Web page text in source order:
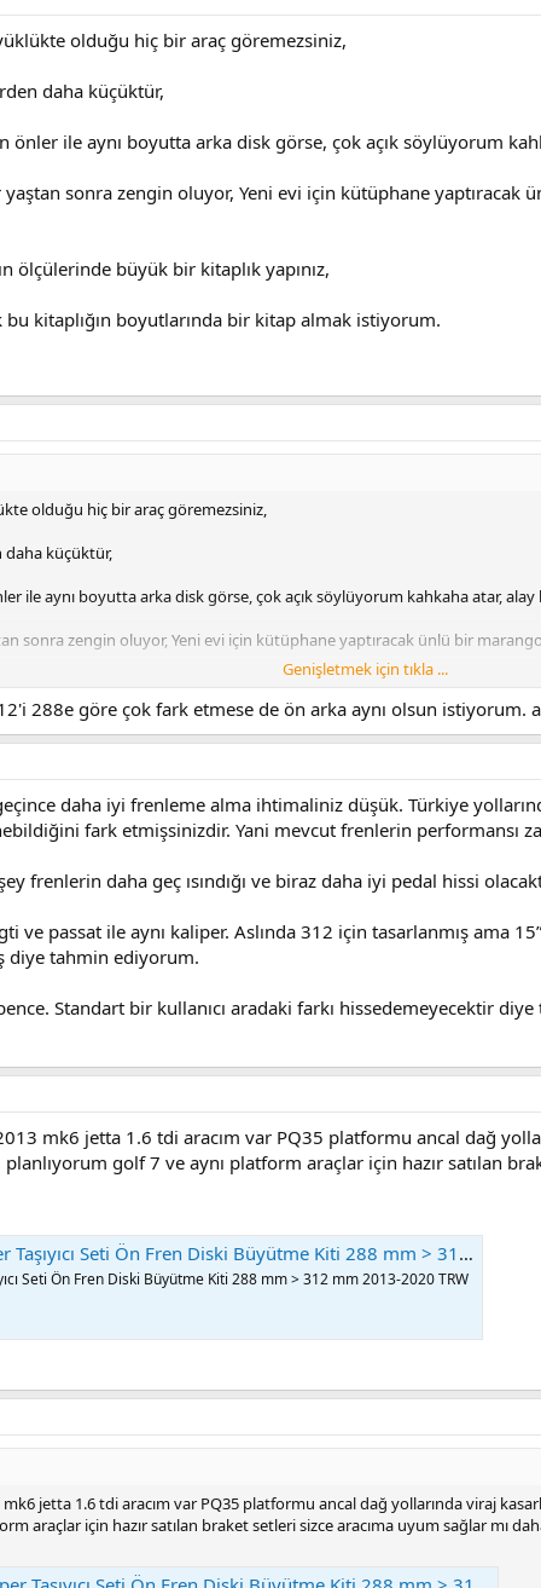
olduğu hiç bir araç göremezsiniz,
daha küçüktür,
önler ile aynı boyutta arka disk görse, çok açık söylüyorum
sonra zengin oluyor, Yeni evi için kütüphane
ölçülerinde büyük bir kitaplık yapınız,
kitaplığın boyutlarında bir kitap almak istiyorum.
olduğu hiç bir araç göremezsiniz,
daha küçüktür,
ile aynı boyutta arka disk görse, çok açık söylüyorum kahkaha atar,
sonra zengin oluyor, Yeni evi için kütüphane yaptıracak ünlü bir
büyük bir kitaplık yapınız,
boyutlarında bir kitap almak istiyorum.
Genişletmek için tıkla ...
288e göre çok fark etmese de ön arka aynı olsun istiyorum.
daha iyi frenleme alma ihtimaliniz düşük. Türkiye
fark etmişsinizdir. Yani mevcut frenlerin performansı
frenlerin daha geç ısındığı ve biraz daha iyi pedal hissi
ve passat ile aynı kaliper. Aslında 312 için tasarlanmış ama
diye tahmin ediyorum.
Standart bir kullanıcı aradaki farkı hissedemeyecektir
mk6 jetta 1.6 tdi aracım var PQ35 platformu ancal dağ
golf 7 ve aynı platform araçlar için hazır satılan
Ön Fren Diski Büyütme Kiti 288 mm > 312 mm 2013-2020 TRW | otosupermarket.com
Seti Ön Fren Diski Büyütme Kiti 288 mm > 312 mm 2013-2020 TRW
jetta 1.6 tdi aracım var PQ35 platformu ancal dağ yollarında viraj
araçlar için hazır satılan braket setleri sizce aracıma uyum sağlar mı